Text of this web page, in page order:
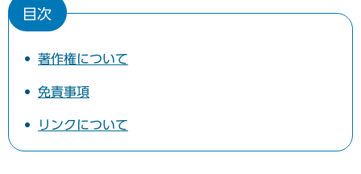
目次
著作権について
免責事項
リンクについて